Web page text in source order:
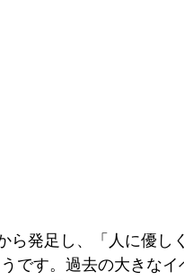
ら発足し、「人に優し
です。過去の大きな